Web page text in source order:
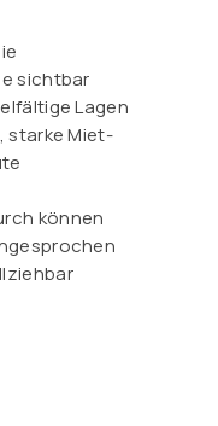
sichtbar
Lagen
starke Miet-
können